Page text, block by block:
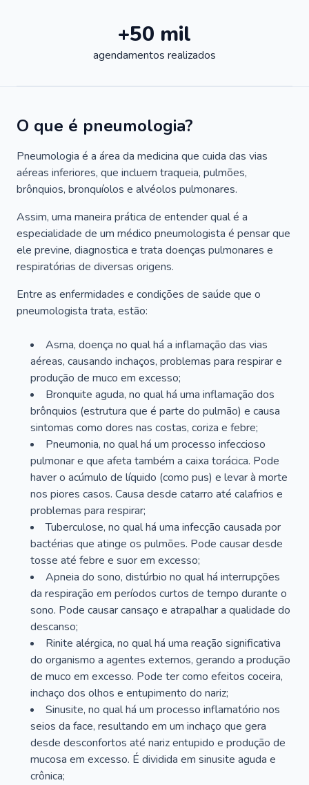
+50 mil
agendamentos realizados
O que é pneumologia?
Pneumologia é a área da medicina que cuida das vias
aéreas inferiores, que incluem traqueia, pulmões,
brônquios, bronquíolos e alvéolos pulmonares.
Assim, uma maneira prática de entender qual é a
especialidade de um médico pneumologista é pensar que
ele previne, diagnostica e trata doenças pulmonares e
respiratórias de diversas origens.
Entre as enfermidades e condições de saúde que o
pneumologista trata, estão:
Asma, doença no qual há a inflamação das vias
aéreas, causando inchaços, problemas para respirar e
produção de muco em excesso;
Bronquite aguda, no qual há uma inflamação dos
brônquios (estrutura que é parte do pulmão) e causa
sintomas como dores nas costas, coriza e febre;
Pneumonia, no qual há um processo infeccioso
pulmonar e que afeta também a caixa torácica. Pode
haver o acúmulo de líquido (como pus) e levar à morte
nos piores casos. Causa desde catarro até calafrios e
problemas para respirar;
Tuberculose, no qual há uma infecção causada por
bactérias que atinge os pulmões. Pode causar desde
tosse até febre e suor em excesso;
Apneia do sono, distúrbio no qual há interrupções
da respiração em períodos curtos de tempo durante o
sono. Pode causar cansaço e atrapalhar a qualidade do
descanso;
Rinite alérgica, no qual há uma reação significativa
do organismo a agentes externos, gerando a produção
de muco em excesso. Pode ter como efeitos coceira,
inchaço dos olhos e entupimento do nariz;
Sinusite, no qual há um processo inflamatório nos
seios da face, resultando em um inchaço que gera
desde desconfortos até nariz entupido e produção de
mucosa em excesso. É dividida em sinusite aguda e
crônica;